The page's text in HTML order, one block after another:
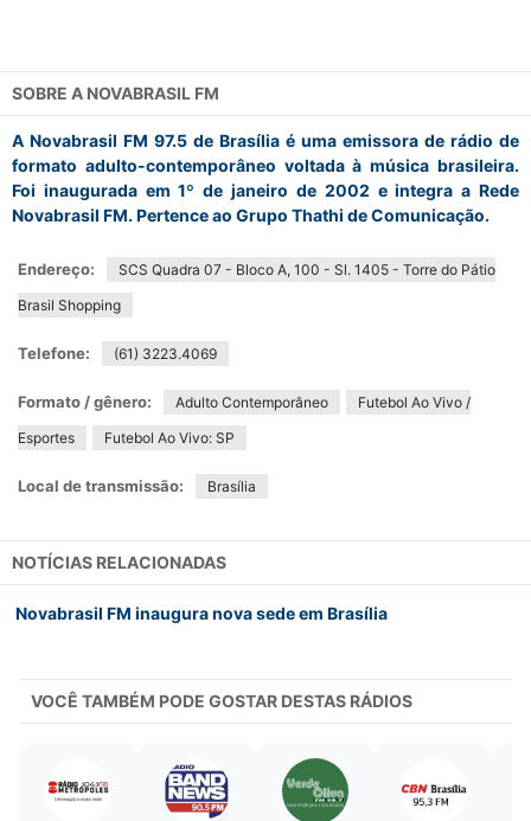
SOBRE A NOVABRASIL FM
A Novabrasil FM 97.5 de Brasília é uma emissora de rádio de
formato adulto-contemporâneo voltada à música brasileira.
Foi inaugurada em 1º de janeiro de 2002 e integra a Rede
Novabrasil FM. Pertence ao Grupo Thathi de Comunicação.
Endereço:
SCS Quadra 07 - Bloco A, 100 - Sl. 1405 - Torre do Pátio
Brasil Shopping
Telefone: (61) 3223.4069
Formato / gênero: Adulto Contemporâneo
Futebol Ao Vivo /
Esportes
Futebol Ao Vivo: SP
Local de transmissão: Brasília
NOTÍCIAS RELACIONADAS
Novabrasil FM inaugura nova sede em Brasília
VOCÊ TAMBÉM PODE GOSTAR DESTAS RÁDIOS